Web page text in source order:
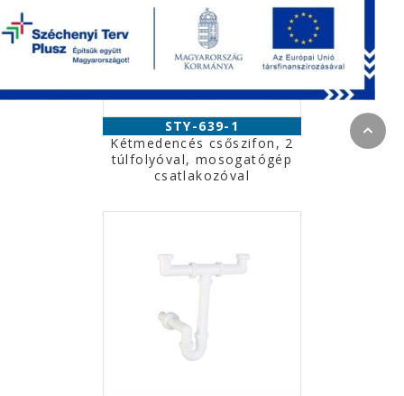
STY-639-1
Kétmedencés csőszifon, 2
túlfolyóval, mosogatógép
csatlakozóval